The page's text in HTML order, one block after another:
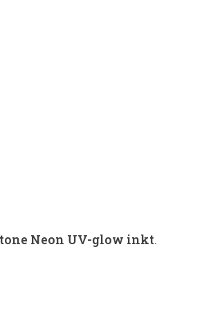
Neon UV-glow inkt.